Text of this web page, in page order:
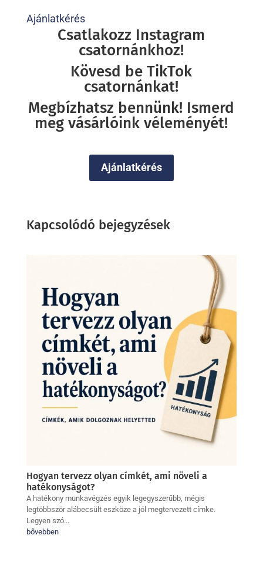
Ajánlatkérés
Csatlakozz Instagram
csatornánkhoz!
Kövesd be TikTok
csatornánkat!
Megbízhatsz bennünk! Ismerd
meg vásárlóink véleményét!
Ajánlatkérés
Kapcsolódó bejegyzések
Hogyan tervezz olyan címkét, ami növeli a
hatékonyságot?
A hatékony munkavégzés egyik legegyszerűbb, mégis
legtöbbször alábecsült eszköze a jól megtervezett címke.
Legyen szó...
bővebben